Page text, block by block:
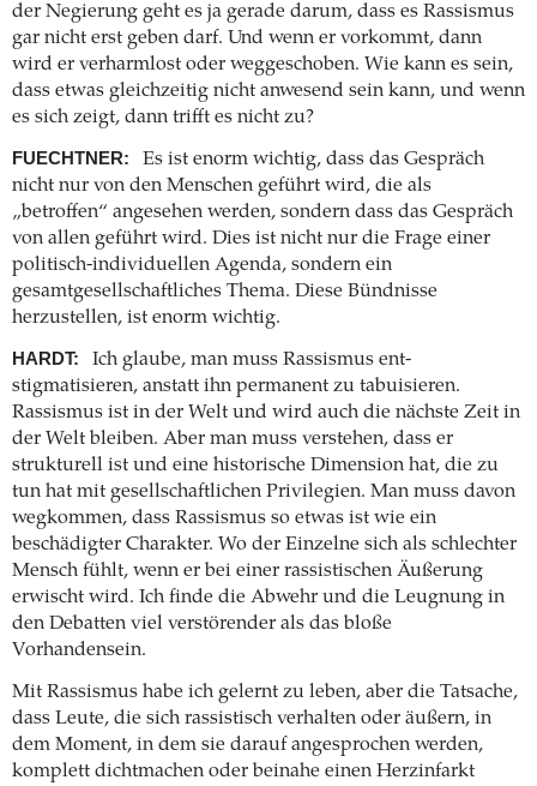
der Negierung geht es ja gerade darum, dass es Rassismus
gar nicht erst geben darf. Und wenn er vorkommt, dann
wird er verharmlost oder weggeschoben. Wie kann es sein,
dass etwas gleichzeitig nicht anwesend sein kann, und wenn
es sich zeigt, dann trifft es nicht zu?
FUECHTNER:
Es ist enorm wichtig, dass das Gespräch
nicht nur von den Menschen geführt wird, die als
„betroffen“ angesehen werden, sondern dass das Gespräch
von allen geführt wird. Dies ist nicht nur die Frage einer
politisch-individuellen Agenda, sondern ein
gesamtgesellschaftliches Thema. Diese Bündnisse
herzustellen, ist enorm wichtig.
HARDT:
Ich glaube, man muss Rassismus ent­
stigmatisieren, anstatt ihn permanent zu tabuisieren.
Rassismus ist in der Welt und wird auch die nächste Zeit in
der Welt bleiben. Aber man muss verstehen, dass er
strukturell ist und eine historische Dimension hat, die zu
tun hat mit gesellschaftlichen Privilegien. Man muss davon
wegkommen, dass Rassismus so etwas ist wie ein
beschädigter Charakter. Wo der Einzelne sich als schlechter
Mensch fühlt, wenn er bei einer rassistischen Äußerung
erwischt wird. Ich finde die Abwehr und die Leugnung in
den Debatten viel verstörender als das bloße
Vorhandensein.
Mit Rassismus habe ich gelernt zu leben, aber die Tatsache,
dass Leute, die sich rassistisch verhalten oder äußern, in
dem Moment, in dem sie darauf angesprochen werden,
komplett dichtmachen oder beinahe einen Herzinfarkt